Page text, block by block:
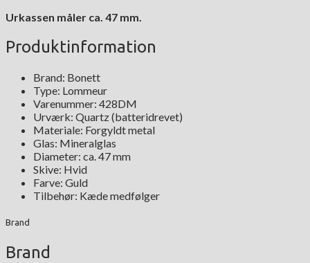
Urkassen måler ca. 47 mm.
Produktinformation
Brand: Bonett
Type: Lommeur
Varenummer: 428DM
Urværk: Quartz (batteridrevet)
Materiale: Forgyldt metal
Glas: Mineralglas
Diameter: ca. 47 mm
Skive: Hvid
Farve: Guld
Tilbehør: Kæde medfølger
Brand
Brand